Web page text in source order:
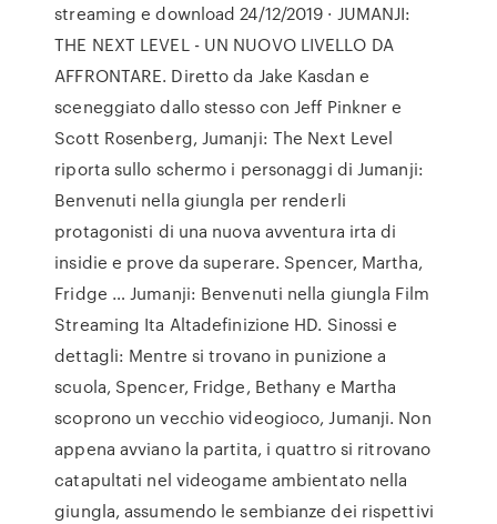
streaming e download 24/12/2019 · JUMANJI:
THE NEXT LEVEL - UN NUOVO LIVELLO DA
AFFRONTARE. Diretto da Jake Kasdan e
sceneggiato dallo stesso con Jeff Pinkner e
Scott Rosenberg, Jumanji: The Next Level
riporta sullo schermo i personaggi di Jumanji:
Benvenuti nella giungla per renderli
protagonisti di una nuova avventura irta di
insidie e prove da superare. Spencer, Martha,
Fridge … Jumanji: Benvenuti nella giungla Film
Streaming Ita Altadefinizione HD. Sinossi e
dettagli: Mentre si trovano in punizione a
scuola, Spencer, Fridge, Bethany e Martha
scoprono un vecchio videogioco, Jumanji. Non
appena avviano la partita, i quattro si ritrovano
catapultati nel videogame ambientato nella
giungla, assumendo le sembianze dei rispettivi